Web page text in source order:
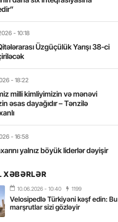
- 10:18
Üzgüçülük Yarışı 38-ci
- 18:22
milli kimliyimizin və mənəvi
əsas dayağıdır – Tənzilə
- 16:58
yalnız böyük liderlər dəyişir
- 16:43
Türkiyəyə 25 milyondan
gəlib – FOTOLAR
XƏBƏRLƏR
10.06.2026 - 10:40 1199
Velosipedlə Türkiyəni kəşf edin: Bu
marşrutlar sizi gözləyir